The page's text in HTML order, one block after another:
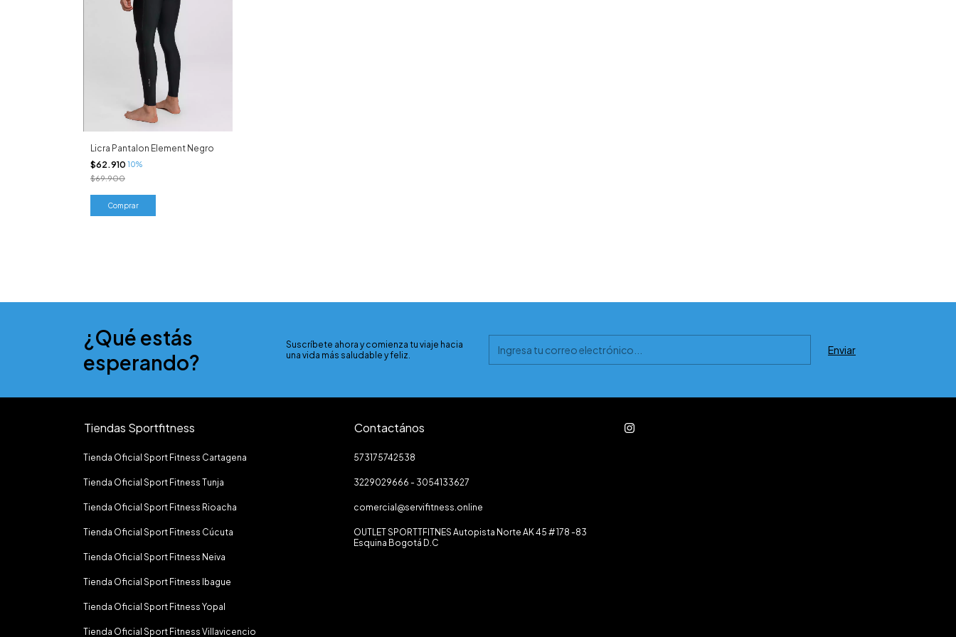
Licra Pantalon Element Negro
$62.910 10%
$69.900
Comprar
¿Qué estás
esperando?
Suscríbete ahora y comienza tu viaje hacia
una vida más saludable y feliz.
Tiendas Sportfitness
Tienda Oficial Sport Fitness Cartagena
Tienda Oficial Sport Fitness Tunja
Tienda Oficial Sport Fitness Rioacha
Tienda Oficial Sport Fitness Cúcuta
Tienda Oficial Sport Fitness Neiva
Tienda Oficial Sport Fitness Ibague
Tienda Oficial Sport Fitness Yopal
Tienda Oficial Sport Fitness Villavicencio
Contactános
573175742538
3229029666 - 3054133627
comercial@servifitness.online
OUTLET SPORTTFITNES Autopista Norte AK 45 # 178 -83
Esquina Bogotá D.C